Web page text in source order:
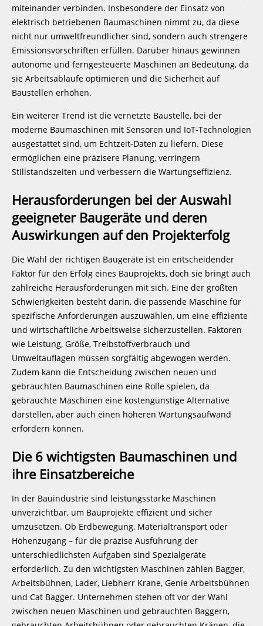
miteinander verbinden. Insbesondere der Einsatz von
elektrisch betriebenen Baumaschinen nimmt zu, da diese
nicht nur umweltfreundlicher sind, sondern auch strengere
Emissionsvorschriften erfüllen. Darüber hinaus gewinnen
autonome und ferngesteuerte Maschinen an Bedeutung, da
sie Arbeitsabläufe optimieren und die Sicherheit auf
Baustellen erhöhen.
Ein weiterer Trend ist die vernetzte Baustelle, bei der
moderne Baumaschinen mit Sensoren und IoT-Technologien
ausgestattet sind, um Echtzeit-Daten zu liefern. Diese
ermöglichen eine präzisere Planung, verringern
Stillstandszeiten und verbessern die Wartungseffizienz.
Herausforderungen bei der Auswahl
geeigneter Baugeräte und deren
Auswirkungen auf den Projekterfolg
Die Wahl der richtigen Baugeräte ist ein entscheidender
Faktor für den Erfolg eines Bauprojekts, doch sie bringt auch
zahlreiche Herausforderungen mit sich. Eine der größten
Schwierigkeiten besteht darin, die passende Maschine für
spezifische Anforderungen auszuwählen, um eine effiziente
und wirtschaftliche Arbeitsweise sicherzustellen. Faktoren
wie Leistung, Größe, Treibstoffverbrauch und
Umweltauflagen müssen sorgfältig abgewogen werden.
Zudem kann die Entscheidung zwischen neuen und
gebrauchten Baumaschinen eine Rolle spielen, da
gebrauchte Maschinen eine kostengünstige Alternative
darstellen, aber auch einen höheren Wartungsaufwand
erfordern können.
Die 6 wichtigsten Baumaschinen und
ihre Einsatzbereiche
In der Bauindustrie sind leistungsstarke Maschinen
unverzichtbar, um Bauprojekte effizient und sicher
umzusetzen. Ob Erdbewegung, Materialtransport oder
Höhenzugang – für die präzise Ausführung der
unterschiedlichsten Aufgaben sind Spezialgeräte
erforderlich. Zu den wichtigsten Maschinen zählen Bagger,
Arbeitsbühnen, Lader, Liebherr Krane, Genie Arbeitsbühnen
und Cat Bagger. Unternehmen stehen oft vor der Wahl
zwischen neuen Maschinen und gebrauchten Baggern,